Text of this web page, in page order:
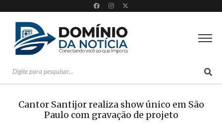
Cantor Santijor realiza show único em São
Paulo com gravação de projeto